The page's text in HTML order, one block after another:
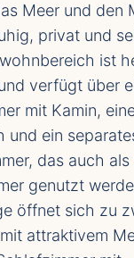
Meer und den
privat und
ist
verfügt über
mit Kamin,
und ein
das auch
genutzt
öffnet sich zu
attraktivem